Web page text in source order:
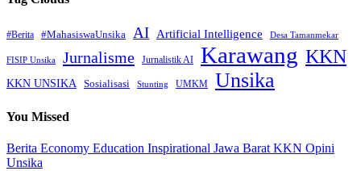
#Berita #MahasiswaUnsika AI Artificial Intelligence Desa Tamanmekar
FISIP Unsika Jurnalisme Jurnalistik AI Karawang KKN
KKN UNSIKA Sosialisasi Stunting UMKM Unsika
You Missed
Berita Economy Education Inspirational Jawa Barat KKN Opini
Unsika